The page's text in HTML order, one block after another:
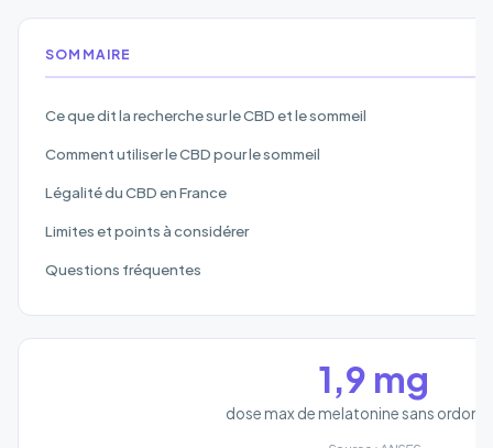
SOMMAIRE
Ce que dit la recherche sur le CBD et le sommeil
Comment utiliser le CBD pour le sommeil
Légalité du CBD en France
Limites et points à considérer
Questions fréquentes
1,9 mg
dose max de melatonine sans